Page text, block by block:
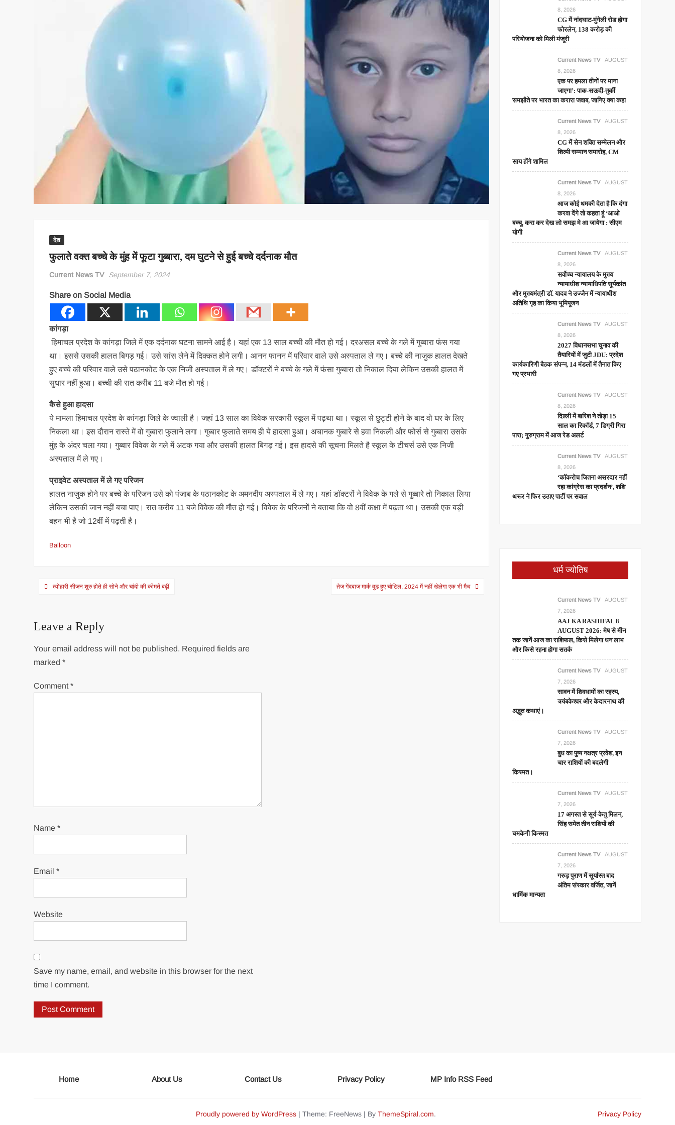
देश
फुलाते वक्त बच्चे के मुंह में फूटा गुब्बारा, दम घुटने से हुई बच्चे दर्दनाक मौत
Current News TV September 7, 2024
Share on Social Media
कांगड़ा
हिमाचल प्रदेश के कांगड़ा जिले में एक दर्दनाक घटना सामने आई है। यहां एक 13 साल बच्ची की मौत हो गई। दरअसल बच्चे के गले में गुब्बारा फंस गया
था। इससे उसकी हालत बिगड़ गई। उसे सांस लेने में दिक्कत होने लगी। आनन फानन में परिवार वाले उसे अस्पताल ले गए। बच्चे की नाजुक हालत देखते
हुए बच्चे की परिवार वाले उसे पठानकोट के एक निजी अस्पताल में ले गए। डॉक्टरों ने बच्चे के गले में फंसा गुब्बारा तो निकाल दिया लेकिन उसकी हालत में
सुधार नहीं हुआ। बच्ची की रात करीब 11 बजे मौत हो गई।
कैसे हुआ हादसा
ये मामला हिमाचल प्रदेश के कांगड़ा जिले के ज्वाली है। जहां 13 साल का विवेक सरकारी स्कूल में पढ़था था। स्कूल से छुट्टी होने के बाद वो घर के लिए
निकला था। इस दौरान रास्ते में वो गुब्बारा फुलाने लगा। गुब्बार फुलाते समय ही ये हादसा हुआ। अचानक गुब्बारे से हवा निकली और फोर्स से गुब्बारा उसके
मुंह के अंदर चला गया। गुब्बार विवेक के गले में अटक गया और उसकी हालत बिगड़ गई। इस हादसे की सूचना मिलते है स्कूल के टीचर्स उसे एक निजी
अस्पताल में ले गए।
प्राइवेट अस्पताल में ले गए परिजन
हालत नाजुक होने पर बच्चे के परिजन उसे को पंजाब के पठानकोट के अमनदीप अस्पताल में ले गए। यहां डॉक्टरों ने विवेक के गले से गुब्बारे तो निकाल लिया
लेकिन उसकी जान नहीं बचा पाए। रात करीब 11 बजे विवेक की मौत हो गई। विवेक के परिजनों ने बताया कि वो 8वीं कक्षा में पढ़ता था। उसकी एक बड़ी
बहन भी है जो 12वीं में पढ़ती है।
Balloon
Postत्योहारी सीजन शुरु होते ही सोने और चांदी की कीमतें बढ़ीं तेज गेंदबाज मार्क वुड हुए चोटिल, 2024 में नहीं खेलेगा एक भी मैच
Leave a Reply
Your email address will not be published. Required fields are
marked*
Comment*
Name*
Email*
Website
Save my name, email, and website in this browser for the next
time I comment.
8, 2026
CG में नांदघाट-मुंगेली रोड होगा
फोरलेन, 138 करोड़ की
परियोजना को मिली मंजूरी
Current News TV
AUGUST
8, 2026
एक पर हमला तीनों पर माना
जाएगा’: पाक-सऊदी-तुर्की
समझौते पर भारत का करारा जवाब, जानिए क्या कहा
Current News TV
AUGUST
8, 2026
CG में सेन शक्ति सम्मेलन और
शिल्पी सम्मान समारोह, CM
साय होंगे शामिल
Current News TV
AUGUST
8, 2026
आज कोई धमकी देता है कि दंगा
करवा देंगे तो कहता हूं ‘आओ
बच्चू, करा कर देख लो समझ मे आ जायेगा : सीएम
योगी
Current News TV
AUGUST
8, 2026
सर्वोच्च न्यायालय के मुख्‍य
न्‍यायाधीश न्यायाधिपति सूर्यकांत
और मुख्यमंत्री डॉ. यादव ने उज्जैन में न्यायाधीश
अतिथि गृह का किया भूमिपूजन
Current News TV
AUGUST
8, 2026
2027 विधानसभा चुनाव की
तैयारियों में जुटी JDU: प्रदेश
कार्यकारिणी बैठक संपन्न, 14 मंडलों में तैनात किए
गए प्रभारी
Current News TV
AUGUST
8, 2026
दिल्ली में बारिश ने तोड़ा 15
साल का रिकॉर्ड, 7 डिग्री गिरा
पारा; गुरुग्राम में आज रेड अलर्ट
Current News TV
AUGUST
8, 2026
‘कॉकरोच जितना असरदार नहीं
रहा कांग्रेस का प्रदर्शन’, शशि
थरूर ने फिर उठाए पार्टी पर सवाल
धर्म ज्योतिष
Current News TV
AUGUST
7, 2026
AAJ KA RASHIFAL 8
AUGUST 2026: मेष से मीन
तक जानें आज का राशिफल, किसे मिलेगा धन लाभ
और किसे रहना होगा सतर्क
Current News TV
AUGUST
7, 2026
सावन में शिवधामों का रहस्य,
त्र्यंबकेश्वर और केदारनाथ की
अद्भुत कथाएं।
Current News TV
AUGUST
7, 2026
बुध का पुष्य नक्षत्र प्रवेश, इन
चार राशियों की बदलेगी
किस्मत।
Current News TV
AUGUST
7, 2026
17 अगस्त से सूर्य-केतु मिलन,
सिंह समेत तीन राशियों की
चमकेगी किस्मत
Current News TV
AUGUST
7, 2026
गरुड़ पुराण में सूर्यास्त बाद
अंतिम संस्कार वर्जित, जानें
धार्मिक मान्यता
Home About Us Contact Us Privacy Policy MP Info RSS Feed
Proudly powered by WordPress | Theme: FreeNews | By ThemeSpiral.com. Privacy Policy